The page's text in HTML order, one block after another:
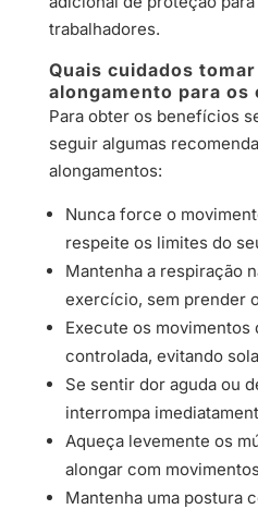
trabalhadores.
Quais cuidados
alongamento para os
Para obter os benefícios
seguir algumas
alongamentos:
Nunca force o
respeite os limites do
Mantenha a respiração
exercício, sem prender
Execute os movimentos
controlada, evitando
Se sentir dor aguda ou
interrompa
Aqueça levemente os
alongar com
Mantenha uma postura